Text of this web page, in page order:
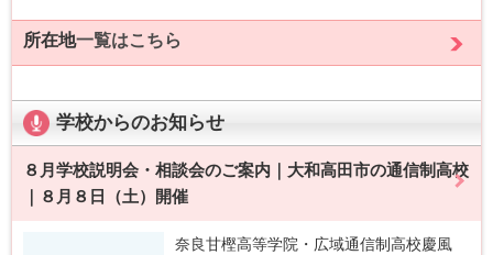
所在地一覧はこちら
学校からのお知らせ
８月学校説明会・相談会のご案内｜大和高田市の通信制高校
｜８月８日（土）開催
奈良甘樫高等学院・広域通信制高校慶風